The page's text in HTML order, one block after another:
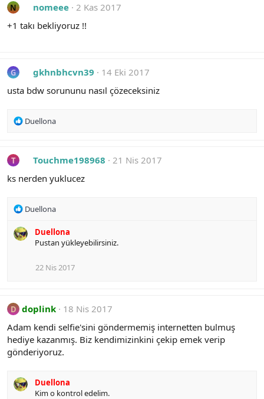
N nomeee
2 Kas 2017
+1 takı bekliyoruz !!
G gkhnbhcvn39
14 Eki 2017
usta bdw sorununu nasıl çözeceksiniz
R
o
s
Duellona
T Touchme198968
21 Nis 2017
ks nerden yuklucez
R
a
c
:
Duellona
Duellona
Pustan yükleyebilirsiniz.
22 Nis 2017
D doplink
18 Nis 2017
Adam kendi selfie'sini göndermemiş internetten bulmuş
hediye kazanmış. Biz kendimizinkini çekip emek verip
gönderiyoruz.
Duellona
Kim o kontrol edelim.